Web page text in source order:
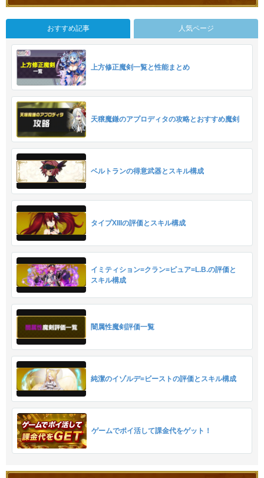
おすすめ記事 人気ページ
上方修正魔剣一覧と性能まとめ
天穣魔鎌のアプロディタの攻略とおすすめ魔剣
ベルトランの得意武器とスキル構成
タイプXIIIの評価とスキル構成
イミティション=クラン=ピュア=L.B.の評価と
スキル構成
闇属性魔剣評価一覧
純潔のイゾルデ=ビーストの評価とスキル構成
ゲームでポイ活して課金代をゲット！